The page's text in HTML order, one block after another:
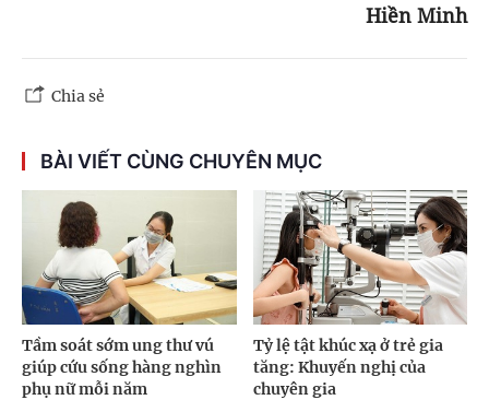
Hiền Minh
Chia sẻ
BÀI VIẾT CÙNG CHUYÊN MỤC
Tầm soát sớm ung thư vú
giúp cứu sống hàng nghìn
phụ nữ mỗi năm
Tỷ lệ tật khúc xạ ở trẻ gia
tăng: Khuyến nghị của
chuyên gia